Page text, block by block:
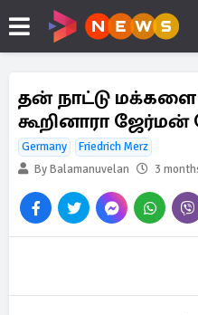
தன் நாட்டு
கூறினாரா
Germany
Friedrich Merz
By Balamanuvelan
3